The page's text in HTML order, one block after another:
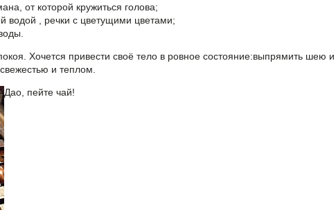
от которой кружиться голова;
водой , речки с цветущими цветами;
Хочется привести своё тело в ровное состояние:выпрямить шею
и теплом.
Дао, пейте чай!